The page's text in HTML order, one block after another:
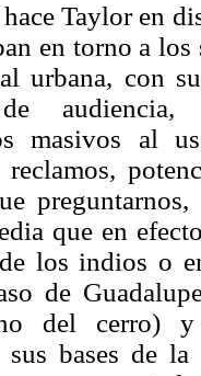
Taylor en
en torno a
urbana, con
de
masivos al
reclamos,
que en
los indios o
de
del cerro)
sus bases de